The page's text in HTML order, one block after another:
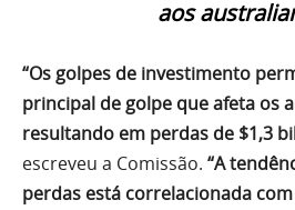
aos
“Os golpes de investimento
principal de golpe que afeta os
resultando em perdas de $1,3
escreveu a Comissão. “A
perdas está correlacionada